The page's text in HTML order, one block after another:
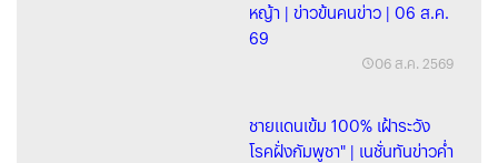
หญ้า | ข่าวข้นคนข่าว | 06 ส.ค.
69
06 ส.ค. 2569
ชายแดนเข้ม 100% เฝ้าระวัง
โรคฝั่งกัมพูชา" | เนชั่นทันข่าวค่ำ